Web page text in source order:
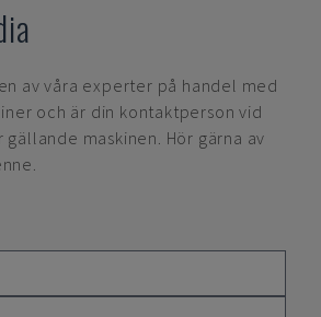
av våra experter på handel med
och är din kontaktperson vid
maskinen. Hör gärna av